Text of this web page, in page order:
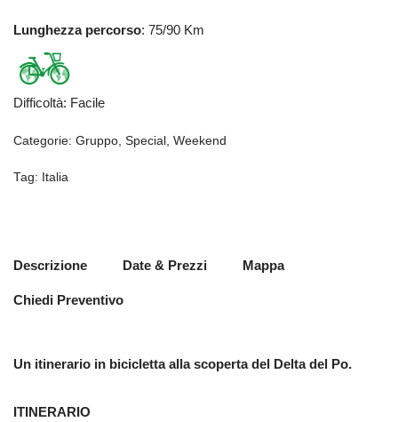
Lunghezza percorso: 75/90 Km
Difficoltà: Facile
Categorie: Gruppo Special Weekend
Tag: Italia
Descrizione Date & Prezzi Mappa
Chiedi Preventivo
Un itinerario in bicicletta alla scoperta del Delta del Po.
ITINERARIO